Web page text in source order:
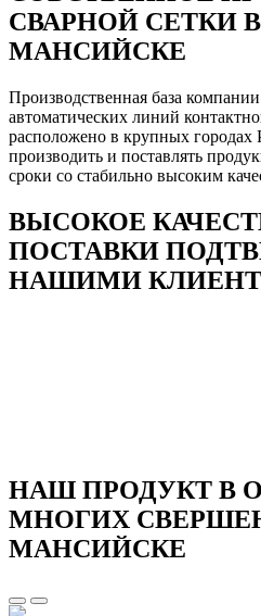
СВАРНОЙ СЕТКИ
МАНСИЙСКЕ
Производственная база
автоматических линий
расположено в крупных городах
производить и поставлять
сроки со стабильно высоким
ВЫСОКОЕ
ПОСТАВКИ
НАШИМИ
НАШ ПРОДУКТ В
МНОГИХ
МАНСИЙСКЕ